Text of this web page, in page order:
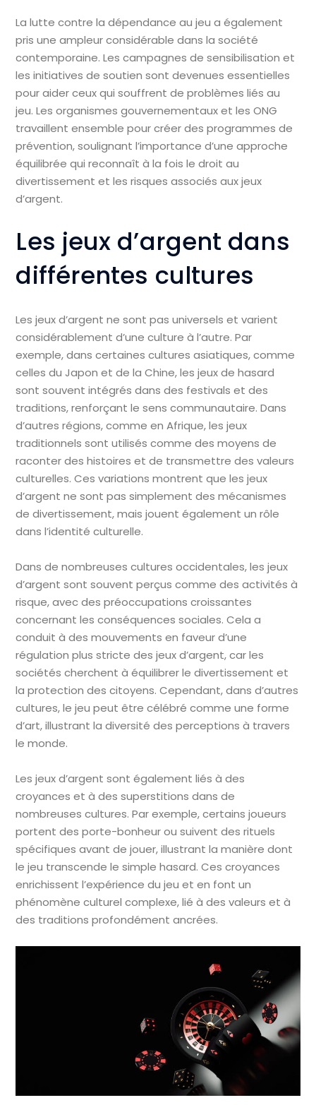
La lutte contre la dépendance au jeu a également
pris une ampleur considérable dans la société
contemporaine. Les campagnes de sensibilisation et
les initiatives de soutien sont devenues essentielles
pour aider ceux qui souffrent de problèmes liés au
jeu. Les organismes gouvernementaux et les ONG
travaillent ensemble pour créer des programmes de
prévention, soulignant l’importance d’une approche
équilibrée qui reconnaît à la fois le droit au
divertissement et les risques associés aux jeux
d’argent.
Les jeux d’argent dans
différentes cultures
Les jeux d’argent ne sont pas universels et varient
considérablement d’une culture à l’autre. Par
exemple, dans certaines cultures asiatiques, comme
celles du Japon et de la Chine, les jeux de hasard
sont souvent intégrés dans des festivals et des
traditions, renforçant le sens communautaire. Dans
d’autres régions, comme en Afrique, les jeux
traditionnels sont utilisés comme des moyens de
raconter des histoires et de transmettre des valeurs
culturelles. Ces variations montrent que les jeux
d’argent ne sont pas simplement des mécanismes
de divertissement, mais jouent également un rôle
dans l’identité culturelle.
Dans de nombreuses cultures occidentales, les jeux
d’argent sont souvent perçus comme des activités à
risque, avec des préoccupations croissantes
concernant les conséquences sociales. Cela a
conduit à des mouvements en faveur d’une
régulation plus stricte des jeux d’argent, car les
sociétés cherchent à équilibrer le divertissement et
la protection des citoyens. Cependant, dans d’autres
cultures, le jeu peut être célébré comme une forme
d’art, illustrant la diversité des perceptions à travers
le monde.
Les jeux d’argent sont également liés à des
croyances et à des superstitions dans de
nombreuses cultures. Par exemple, certains joueurs
portent des porte-bonheur ou suivent des rituels
spécifiques avant de jouer, illustrant la manière dont
le jeu transcende le simple hasard. Ces croyances
enrichissent l’expérience du jeu et en font un
phénomène culturel complexe, lié à des valeurs et à
des traditions profondément ancrées.